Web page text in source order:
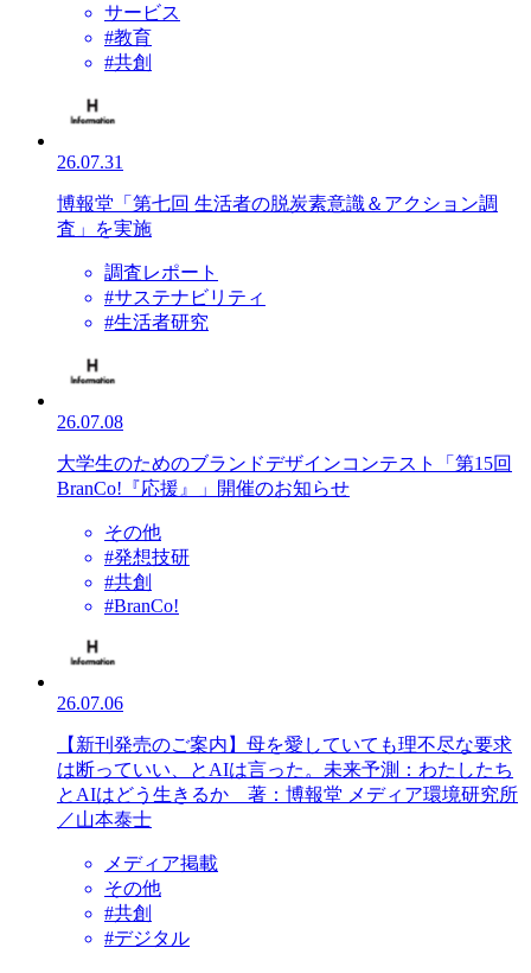
サービス
#教育
#共創
26.07.31
博報堂「第七回 生活者の脱炭素意識＆アクション調
査」を実施
調査レポート
#サステナビリティ
#生活者研究
26.07.08
大学生のためのブランドデザインコンテスト「第15回
BranCo!『応援』」開催のお知らせ
その他
#発想技研
#共創
#BranCo!
26.07.06
【新刊発売のご案内】母を愛していても理不尽な要求
は断っていい、とAIは言った。未来予測：わたしたち
とAIはどう生きるか 著：博報堂 メディア環境研究所
／山本泰士
メディア掲載
その他
#共創
#デジタル